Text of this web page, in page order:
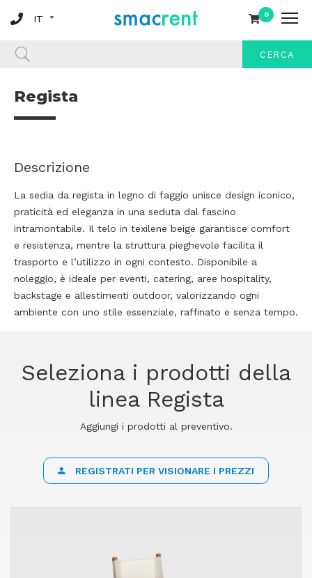
0
CERCA
Regista
Descrizione
La sedia da regista in legno di faggio unisce design iconico,
praticità ed eleganza in una seduta dal fascino
intramontabile. Il telo in texilene beige garantisce comfort
e resistenza, mentre la struttura pieghevole facilita il
trasporto e l’utilizzo in ogni contesto. Disponibile a
noleggio, è ideale per eventi, catering, aree hospitality,
backstage e allestimenti outdoor, valorizzando ogni
ambiente con uno stile essenziale, raffinato e senza tempo.
Seleziona i prodotti della
linea Regista
Aggiungi i prodotti al preventivo.
REGISTRATI PER VISIONARE I PREZZI